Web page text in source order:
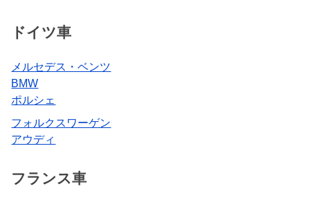
ドイツ車
メルセデス・ベンツ
BMW
ポルシェ
フォルクスワーゲン
アウディ
フランス車